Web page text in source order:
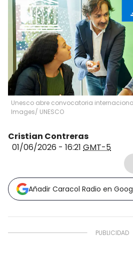
Unesco abre convocatoria
Images/ UNESCO
Cristian Contreras
01/06/2026 - 16:21 GMT-5
Añadir Caracol Radio en